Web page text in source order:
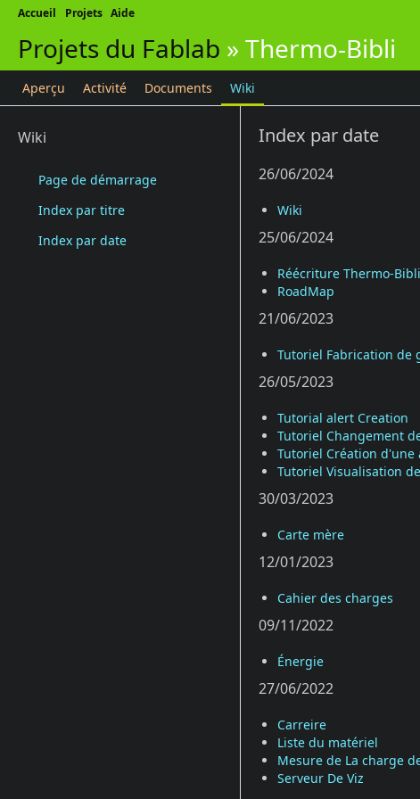
Accueil Projets Aide
Projets du Fablab » Thermo-Bibli
Aperçu Activité Documents Wiki
Wiki
Page de démarrage
Index par titre
Index par date
Index par date
26/06/2024
Wiki
25/06/2024
Réécriture Thermo-Bibli
RoadMap
21/06/2023
Tutoriel Fabrication de
26/05/2023
Tutorial alert Creation
Tutoriel Changement
Tutoriel Création d'une
Tutoriel Visualisation
30/03/2023
Carte mère
12/01/2023
Cahier des charges
09/11/2022
Énergie
27/06/2022
Carreire
Liste du matériel
Mesure de La charge
Serveur De Viz